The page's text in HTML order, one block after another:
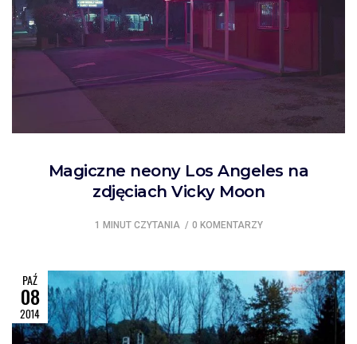
Magiczne neony Los Angeles na
zdjęciach Vicky Moon
1 MINUT CZYTANIA 0 KOMENTARZY
PAŹ
08
2014